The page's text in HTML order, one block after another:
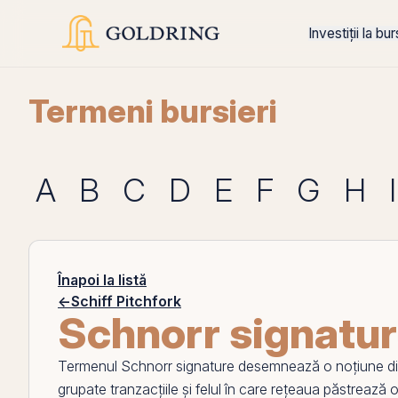
Investiții la
Termeni bursieri
A B C D E F G H I
Înapoi la listă
←Schiff Pitchfork
Schnorr
Termenul Schnorr signature desemnează o noțiune
grupate tranzacțiile și felul în care rețeaua păstrează